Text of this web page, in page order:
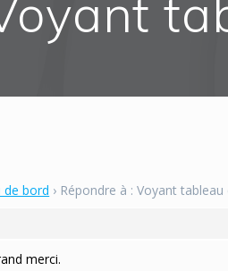
de bord › Répondre à : Voyant tableau
merci.